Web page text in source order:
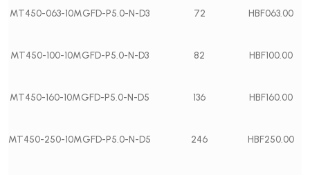
MT450-063-10MGFD-P5.0-N-D3 72 HBF063.00
MT450-100-10MGFD-P5.0-N-D3 82 HBF100.00
MT450-160-10MGFD-P5.0-N-D5 136 HBF160.00
MT450-250-10MGFD-P5.0-N-D5 246 HBF250.00